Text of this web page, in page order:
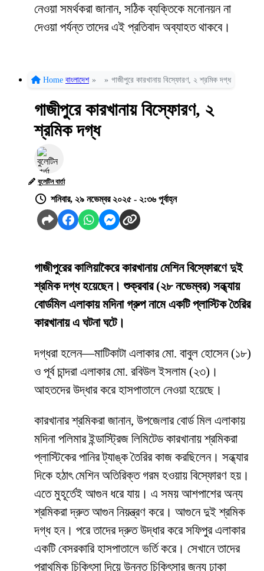
নেওয়া সমর্থকরা জানান, সঠিক ব্যক্তিকে মনোনয়ন না
দেওয়া পর্যন্ত তাদের এই প্রতিবাদ অব্যাহত থাকবে।
Home বাংলাদেশ » » গাজীপুরে কারখানায় বিস্ফোরণ, ২ শ্রমিক দগ্ধ
গাজীপুরে কারখানায় বিস্ফোরণ, ২
শ্রমিক দগ্ধ
বুলেটিন বার্তা
শনিবার, ২৯ নভেম্বর ২০২৫ - ২:৩৬ পূর্বাহ্ন
গাজীপুরের কালিয়াকৈরে কারখানায় মেশিন বিস্ফোরণে দুই
শ্রমিক দগ্ধ হয়েছেন। শুক্রবার (২৮ নভেম্বর) সন্ধ্যায়
বোর্ডমিল এলাকায় মদিনা গ্রুপ নামে একটি প্লাস্টিক তৈরির
কারখানায় এ ঘটনা ঘটে।
দগ্ধরা হলেন—মাটিকাটা এলাকার মো. বাবুল হোসেন (১৮)
ও পূর্ব চান্দরা এলাকার মো. রবিউল ইসলাম (২৩)।
আহতদের উদ্ধার করে হাসপাতালে নেওয়া হয়েছে।
কারখানার শ্রমিকরা জানান, উপজেলার বোর্ড মিল এলাকায়
মদিনা পলিমার ইন্ডাস্ট্রিজ লিমিটেড কারখানায় শ্রমিকরা
প্লাস্টিকের পানির ট্যাঙ্ক তৈরির কাজ করছিলেন। সন্ধ্যার
দিকে হঠাৎ মেশিন অতিরিক্ত গরম হওয়ায় বিস্ফোরণ হয়।
এতে মুহূর্তেই আগুন ধরে যায়। এ সময় আশপাশের অন্য
শ্রমিকরা দ্রুত আগুন নিয়ন্ত্রণ করে। আগুনে দুই শ্রমিক
দগ্ধ হন। পরে তাদের দ্রুত উদ্ধার করে সফিপুর এলাকার
একটি বেসরকারি হাসপাতালে ভর্তি করে। সেখানে তাদের
প্রাথমিক চিকিৎসা দিয়ে উন্নত চিকিৎসার জন্য ঢাকা